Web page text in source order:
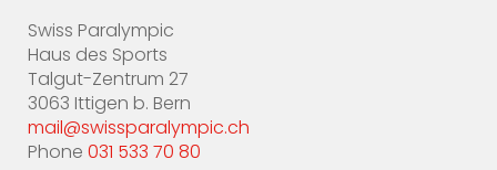
Swiss Paralympic
Haus des Sports
Talgut-Zentrum 27
3063 Ittigen b. Bern
mail@swissparalympic.ch
Phone 031 533 70 80